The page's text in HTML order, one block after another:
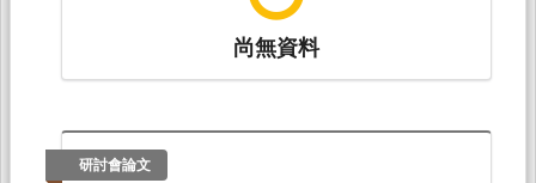
尚無資料
研討會論文